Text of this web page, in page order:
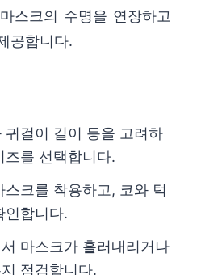
스크의 수명을 연장하고
공합니다.
귀걸이 길이 등을 고려하
즈를 선택합니다.
크를 착용하고, 코와 턱
인합니다.
마스크가 흘러내리거나
점검합니다.